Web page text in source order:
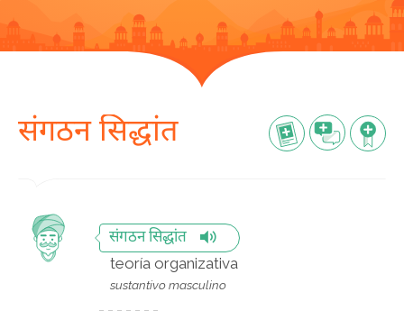
संगठन सिद्धांत
संगठन सिद्धांत
teoría organizativa
sustantivo masculino